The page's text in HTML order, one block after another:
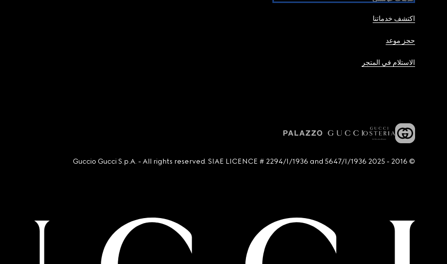
اكتشف خدماتنا
حجز موعد
الاستلام في المتجر
© 2016 - 2025 Guccio Gucci S.p.A. - All rights reserved. SIAE LICENCE # 2294/I/1936 and 5647/I/1936